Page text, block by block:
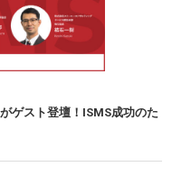
ゲスト登壇！ISMS成功のた